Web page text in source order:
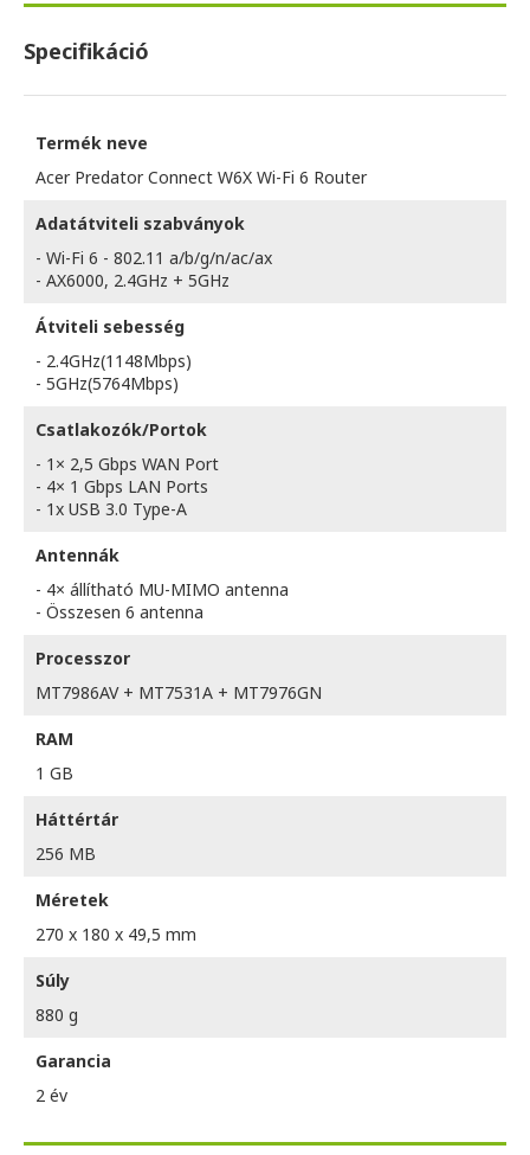
Specifikáció
Termék neve
Acer Predator Connect W6X Wi-Fi 6 Router
Adatátviteli szabványok
- Wi-Fi 6 - 802.11 a/b/g/n/ac/ax
- AX6000, 2.4GHz + 5GHz
Átviteli sebesség
- 2.4GHz(1148Mbps)
- 5GHz(5764Mbps)
Csatlakozók/Portok
- 1× 2,5 Gbps WAN Port
- 4× 1 Gbps LAN Ports
- 1x USB 3.0 Type-A
Antennák
- 4× állítható MU-MIMO antenna
- Összesen 6 antenna
Processzor
MT7986AV + MT7531A + MT7976GN
RAM
1 GB
Háttértár
256 MB
Méretek
270 x 180 x 49,5 mm
Súly
880 g
Garancia
2 év